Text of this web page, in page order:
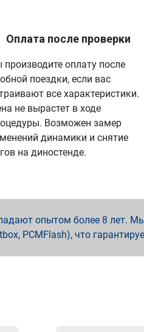
Оплата после проверки
производите оплату после
поездки, если вас
все характеристики.
не вырастет в ходе
Возможен замер
динамики и снятие
на диностенде.
опытом более 8 лет.
PCMFlash), что